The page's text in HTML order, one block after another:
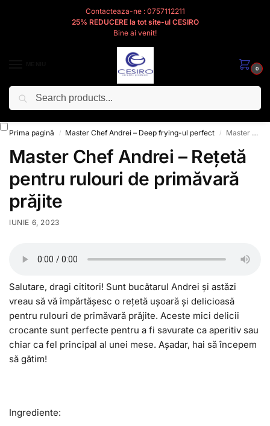
Contacteaza-ne : 0757112211
25% REDUCERE la tot site-ul CESIRO
Bine ai venit!
0
Cesiro
Prima pagină / Master Chef Andrei – Deep frying-ul perfect / Master Chef Andrei – Rețetă pentru rulouri de primăvară prăjite
Master Chef Andrei – Rețetă
pentru rulouri de primăvară
prăjite
IUNIE 6, 2023
Salutare, dragi cititori! Sunt bucătarul Andrei și astăzi
vreau să vă împărtășesc o rețetă ușoară și delicioasă
pentru rulouri de primăvară prăjite. Aceste mici delicii
crocante sunt perfecte pentru a fi savurate ca aperitiv sau
chiar ca fel principal al unei mese. Așadar, hai să începem
să gătim!
Ingrediente: